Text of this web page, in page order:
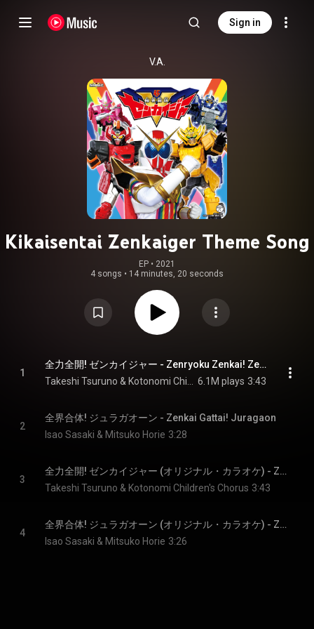
Sign in
V.A.
Kikaisentai Zenkaiger Theme Song
EP • 2021
4 songs • 14 minutes, 20 seconds
1
全力全開! ゼンカイジャー - Zenryoku Zenkai! Zenkaiger
6.1M plays 3:43
2
全界合体! ジュラガオーン - Zenkai Gattai! Juragaon
Isao Sasaki & Mitsuko Horie 3:28
3
全力全開! ゼンカイジャー (オリジナル・カラオケ) - Zenryoku Zenkai! Zenkaiger (Instrumental)
Takeshi Tsuruno & Kotonomi Children's Chorus 3:43
4
全界合体! ジュラガオーン (オリジナル・カラオケ) - Zenkai Gattai! Juragaon (Instrumental)
Isao Sasaki & Mitsuko Horie 3:26